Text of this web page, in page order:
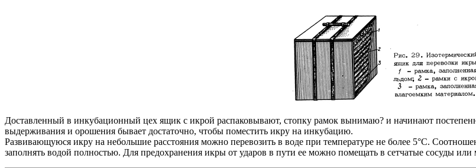
Доставленный в инкубационный цех ящик с икрой распаковывают, стопку рамок вынимаю? и начинают
выдерживания и орошения бывает достаточно, чтобы поместить икру на инкубацию.
Развивающуюся икру на небольшие расстояния можно перевозить в воде при температуре не более 5°С.
заполнять водой полностью. Для предохранения икры от ударов в пути ее можно помещать в сетчатые сосуды